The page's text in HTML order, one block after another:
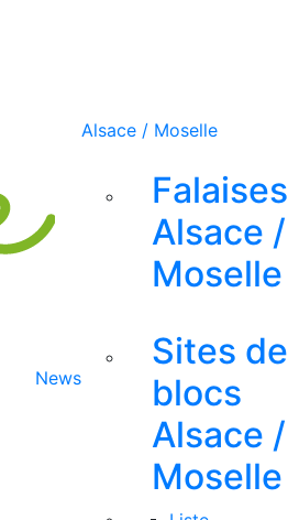
News
Alsace / Moselle
Falaises
Alsace /
Moselle
Sites de
blocs
Alsace /
Moselle